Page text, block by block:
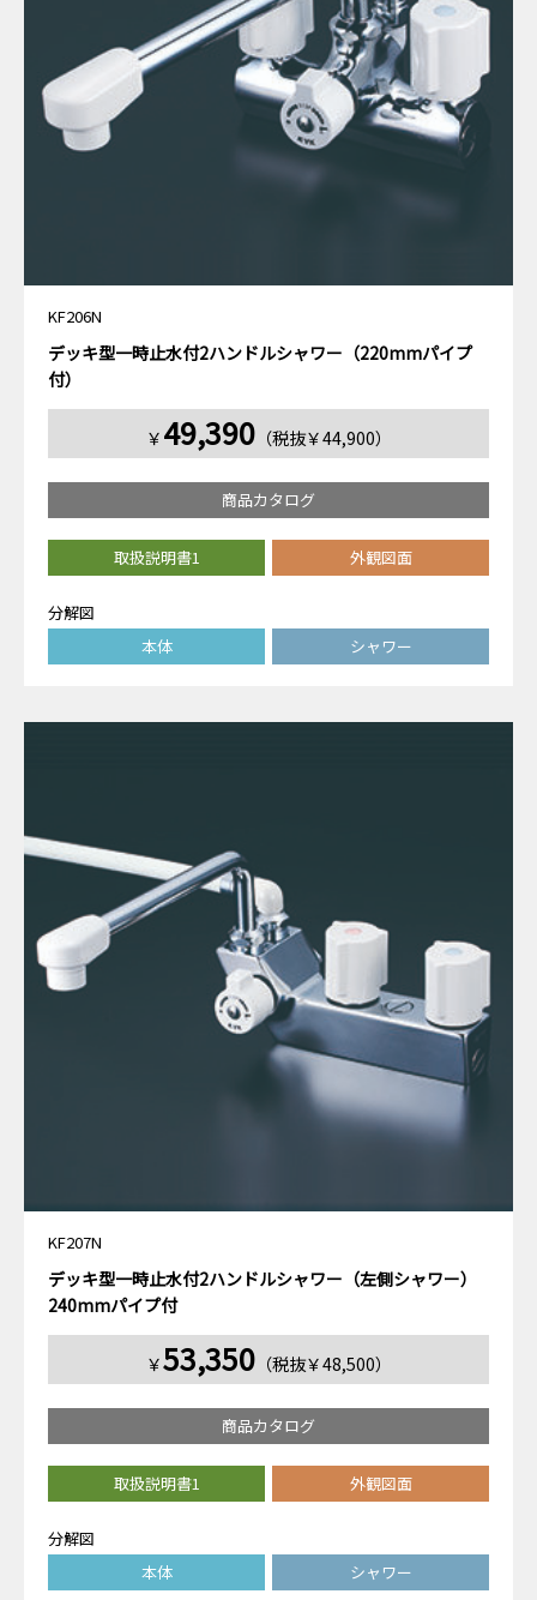
KF206N
デッキ型一時止水付2ハンドルシャワー（220mmパイプ
付）
￥ 49,390（税抜￥44,900）
商品カタログ
取扱説明書1 外観図面
分解図
本体
シャワー
KF207N
デッキ型一時止水付2ハンドルシャワー（左側シャワー）
240mmパイプ付
￥53,350（税抜￥48,500）
商品カタログ
取扱説明書1 外観図面
分解図
本体
シャワー